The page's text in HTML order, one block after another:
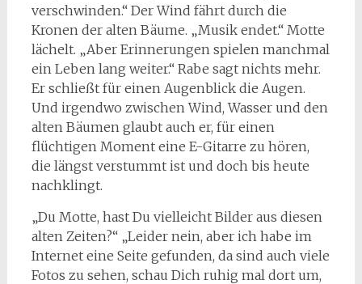
verschwinden.“ Der Wind fährt durch die
Kronen der alten Bäume. „Musik endet.“ Motte
lächelt. „Aber Erinnerungen spielen manchmal
ein Leben lang weiter.“ Rabe sagt nichts mehr.
Er schließt für einen Augenblick die Augen.
Und irgendwo zwischen Wind, Wasser und den
alten Bäumen glaubt auch er, für einen
flüchtigen Moment eine E-Gitarre zu hören,
die längst verstummt ist und doch bis heute
nachklingt.
„Du Motte, hast Du vielleicht Bilder aus diesen
alten Zeiten?“ „Leider nein, aber ich habe im
Internet eine Seite gefunden, da sind auch viele
Fotos zu sehen, schau Dich ruhig mal dort um,